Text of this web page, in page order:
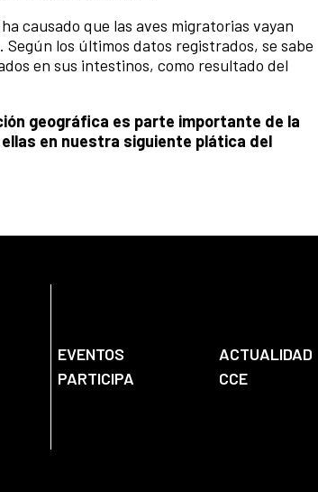
causado que las aves migratorias vayan
los últimos datos registrados, se sabe
en sus intestinos, como resultado del
geográfica es parte importante de la
en nuestra siguiente plática del
EVENTOS ACTUALIDAD
PARTICIPA
CCE